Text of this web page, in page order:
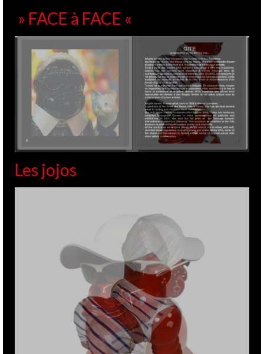
OCT 2016
Art3f NICE
GITE Posté dans : EXPOS - SALONS | 0
En partenariat avec la Galerie « MA GALERIE » 14 15 16
Octobre !
Art3f Nice,FAUVE ,GITE Gite Iemfré ma galerie